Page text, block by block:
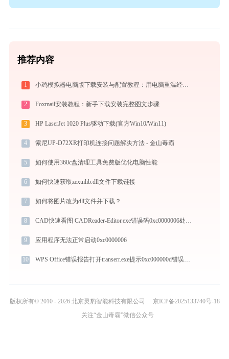
推荐内容
1 小鸡模拟器电脑版下载安装与配置教程：用电脑重温经典街机与掌机游戏
2 Foxmail安装教程：新手下载安装完整图文步骤
3 HP LaserJet 1020 Plus驱动下载(官方Win10/Win11)
4 索尼UP-D72XR打印机连接问题解决方法 - 金山毒霸
5 如何使用360c盘清理工具免费版优化电脑性能
6 如何快速获取zexuilib.dll文件下载链接
7 如何将图片改为dll文件并下载？
8 CAD快速看图 CADReader-Editor.exe错误码0xc0000006处理办法
9 应用程序无法正常启动0xc0000006
10 WPS Office错误报告打开transerr.exe提示0xc000000d错误码怎么办
版权所有© 2010 - 2026 北京灵豹智能科技有限公司
京ICP备2025133740号-18
关注“金山毒霸”微信公众号